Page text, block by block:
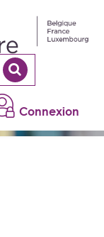
Connexion